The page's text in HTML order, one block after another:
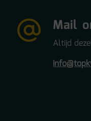
Mail
Altijd